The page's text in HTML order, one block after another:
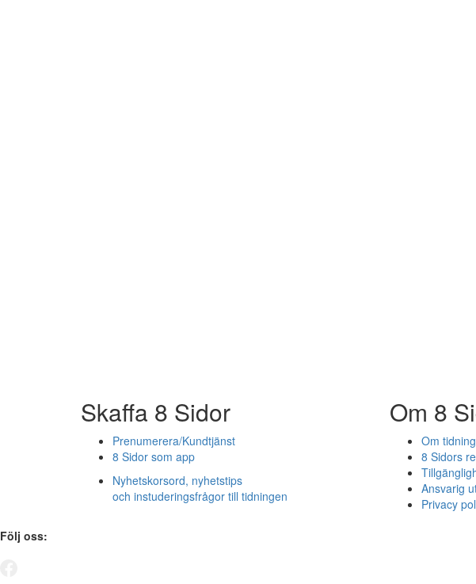
Skaffa 8 Sidor
Prenumerera/Kundtjänst
8 Sidor som app
Nyhetskorsord, nyhetstips
och instuderingsfrågor till tidningen
Om 8
Om
8 Sidors
Ansvarig
Privacy
Följ oss: